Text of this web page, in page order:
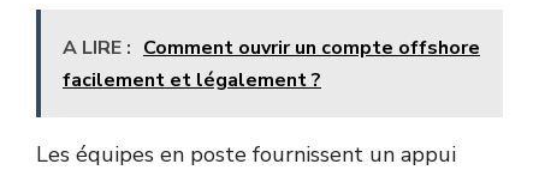
A LIRE : Comment ouvrir un compte offshore
facilement et légalement ?
Les équipes en poste fournissent un appui